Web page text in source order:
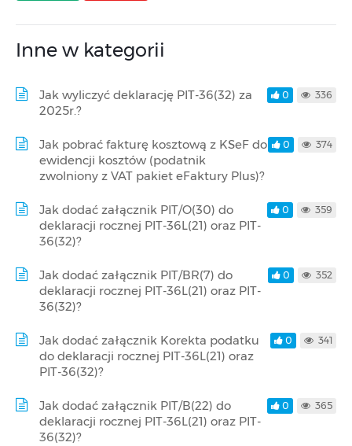
Inne w kategorii
Jak wyliczyć deklarację PIT-36(32) za
2025r.?
0 336
Jak pobrać fakturę kosztową z KSeF do
ewidencji kosztów (podatnik
zwolniony z VAT pakiet eFaktury Plus)?
0 374
Jak dodać załącznik PIT/O(30) do
deklaracji rocznej PIT-36L(21) oraz PIT-
36(32)?
0 359
Jak dodać załącznik PIT/BR(7) do
deklaracji rocznej PIT-36L(21) oraz PIT-
36(32)?
0 352
Jak dodać załącznik Korekta podatku
do deklaracji rocznej PIT-36L(21) oraz
PIT-36(32)?
0 341
Jak dodać załącznik PIT/B(22) do
deklaracji rocznej PIT-36L(21) oraz PIT-
36(32)?
0 365